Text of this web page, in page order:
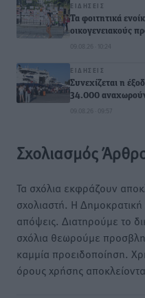
ΕΙΔΉΣΕΙΣ
Τα φοιτητικά
οικογενειακούς
09.08.26 · 10:24
ΕΙΔΉΣΕΙΣ
Συνεχίζεται η
34.000
09.08.26 · 09:57
Σχολιασμός
Τα σχόλια εκφράζουν
σχολιαστή. Η Δημοκρατική
απόψεις. Διατηρούμε το
σχόλια θεωρούμε
καμμία προειδοποίηση.
όρους χρήσης